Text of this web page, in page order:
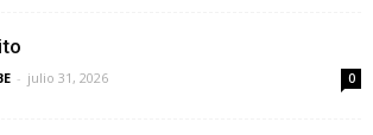
- julio 31, 2026 0